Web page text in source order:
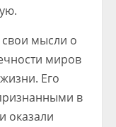
свои мысли о
миров
Его
в
оказали